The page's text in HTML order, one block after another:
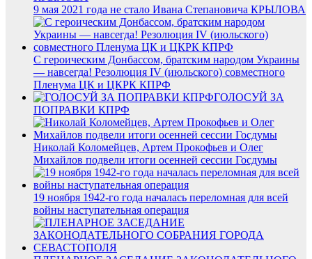
9 мая 2021 года не стало Ивана Степановича КРЫЛОВА
С героическим Донбассом, братским народом Украины
— навсегда! Резолюция IV (июльского) совместного
Пленума ЦК и ЦКРК КПРФ
ГОЛОСУЙ ЗА
ПОПРАВКИ КПРФ
Николай Коломейцев, Артем Прокофьев и Олег
Михайлов подвели итоги осенней сессии Госдумы
19 ноября 1942-го года началась переломная для всей
войны наступательная операция